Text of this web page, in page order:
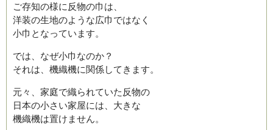
ご存知の様に反物の巾は、
洋装の生地のような広巾ではなく
小巾となっています。
では、なぜ小巾なのか？
それは、機織機に関係してきます。
元々、家庭で織られていた反物の
日本の小さい家屋には、大きな
機織機は置けません。